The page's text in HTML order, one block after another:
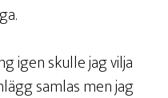
igen skulle jag vilja
samlas men jag